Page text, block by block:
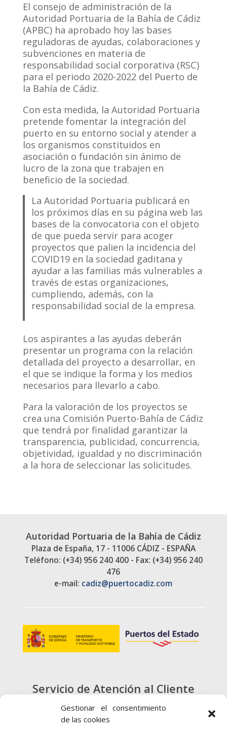
Gestionar el consentimiento
de las cookies
El consejo de administración de la
Autoridad Portuaria de la Bahía de Cádiz
(APBC) ha aprobado hoy las bases
reguladoras de ayudas, colaboraciones y
subvenciones en materia de
responsabilidad social corporativa (RSC)
para el periodo 2020-2022 del Puerto de
la Bahía de Cádiz.
Con esta medida, la Autoridad Portuaria
pretende fomentar la integración del
puerto en su entorno social y atender a
los organismos constituidos en
asociación o fundación sin ánimo de
lucro de la zona que trabajen en
beneficio de la sociedad.
La Autoridad Portuaria publicará en
los próximos días en su página web las
bases de la convocatoria con el objeto
de que pueda servir para acoger
proyectos que palien la incidencia del
COVID19 en la sociedad gaditana y
ayudar a las familias más vulnerables a
través de estas organizaciones,
cumpliendo, además, con la
responsabilidad social de la empresa.
Los aspirantes a las ayudas deberán
presentar un programa con la relación
detallada del proyecto a desarrollar, en
el que se indique la forma y los medios
necesarios para llevarlo a cabo.
Para la valoración de los proyectos se
crea una Comisión Puerto-Bahía de Cádiz
que tendrá por finalidad garantizar la
transparencia, publicidad, concurrencia,
objetividad, igualdad y no discriminación
a la hora de seleccionar las solicitudes.
Autoridad Portuaria de la Bahía de Cádiz
Plaza de España, 17 - 11006 CÁDIZ - ESPAÑA
Teléfono: (+34) 956 240 400 - Fax: (+34) 956 240
476
e-mail: cadiz@puertocadiz.com
Servicio de Atención al Cliente
900 720 415